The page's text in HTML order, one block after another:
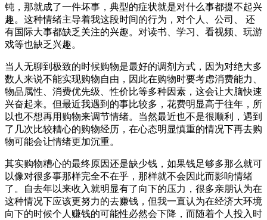
钝，那就成了一件坏事，典型的症状就是对什么事都提不起兴
趣。这种情绪主导着我这段时间的行为，对个人、公司、 还
有国际大事都缺乏关注的兴趣。对读书、学习、看视频、玩游
戏等也缺乏兴趣。
当人无聊到极致的时候购物是最好的调剂方式，因为对绝大多
数人来说不能实现购物自由，因此在购物时要考虑消费能力、
物品属性、消费优先级、性价比等多种因素，这会让大脑快速
兴奋起来。但最近我遇到的事比较多，花费明显高于往年，所
以也不想再用购物来调节情绪。当然最近也不是很顺利，遇到
了几次比较糟心的购物经历，在心态明显慎重的情况下再去购
物可能会让情绪更加沉重。
其实购物糟心的最终原因还是缺少钱，如果钱足够多那么就可
以像对很多事那样完全不在乎，那样就不会因此而影响情绪
了。自去年以来收入就明显有了向下的压力，很多亲朋认为在
这种情况下应该更努力的去赚钱，但我一直认为在经济大环境
向下的时候个人赚钱的可能性必然会下降，而随着个人投入时